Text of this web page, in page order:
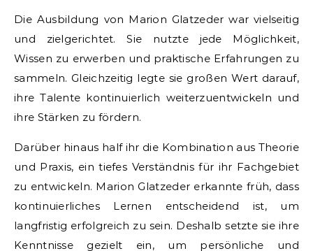
Die Ausbildung von Marion Glatzeder war vielseitig
und zielgerichtet. Sie nutzte jede Möglichkeit,
Wissen zu erwerben und praktische Erfahrungen zu
sammeln. Gleichzeitig legte sie großen Wert darauf,
ihre Talente kontinuierlich weiterzuentwickeln und
ihre Stärken zu fördern.
Darüber hinaus half ihr die Kombination aus Theorie
und Praxis, ein tiefes Verständnis für ihr Fachgebiet
zu entwickeln. Marion Glatzeder erkannte früh, dass
kontinuierliches Lernen entscheidend ist, um
langfristig erfolgreich zu sein. Deshalb setzte sie ihre
Kenntnisse gezielt ein, um persönliche und